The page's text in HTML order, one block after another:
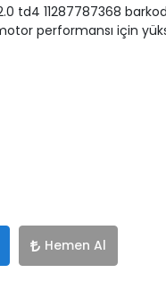
td4 11287787368
performansı için
Hemen Al